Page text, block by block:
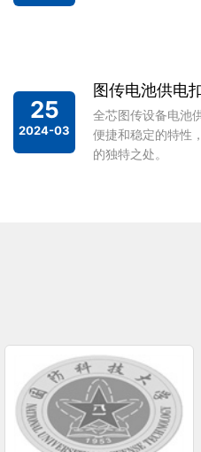
25
2024-03
图传电池供电
全芯图传设备电池
便捷和稳定的特性
的独特之处。